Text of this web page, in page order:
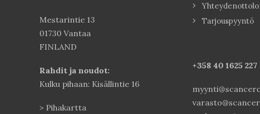
Mestarintie 13
01730 Vantaa
FINLAND
Rahdit ja noudot:
Kulku pihaan: Kisällintie 16
> Pihakartta
Tarjouspyyntö
+358 40 1625 227